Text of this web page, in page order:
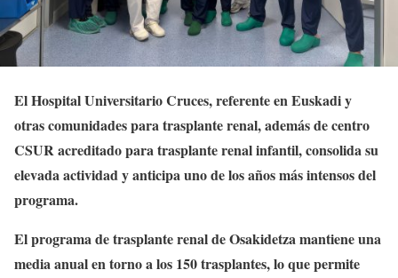
El Hospital Universitario Cruces, referente en Euskadi y
otras comunidades para trasplante renal, además de centro
CSUR acreditado para trasplante renal infantil, consolida su
elevada actividad y anticipa uno de los años más intensos del
programa.
El programa de trasplante renal de Osakidetza mantiene una
media anual en torno a los 150 trasplantes, lo que permite